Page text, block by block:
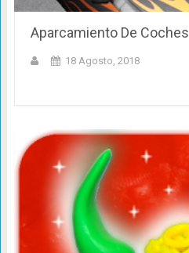
Aparcamiento De Coches
18 Agosto, 2018